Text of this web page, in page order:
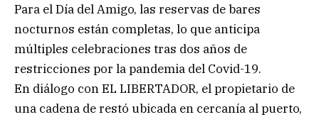
Para el Día del Amigo, las reservas de bares
nocturnos están completas, lo que anticipa
múltiples celebraciones tras dos años de
restricciones por la pandemia del Covid-19.
En diálogo con EL LIBERTADOR, el propietario de
una cadena de restó ubicada en cercanía al puerto,